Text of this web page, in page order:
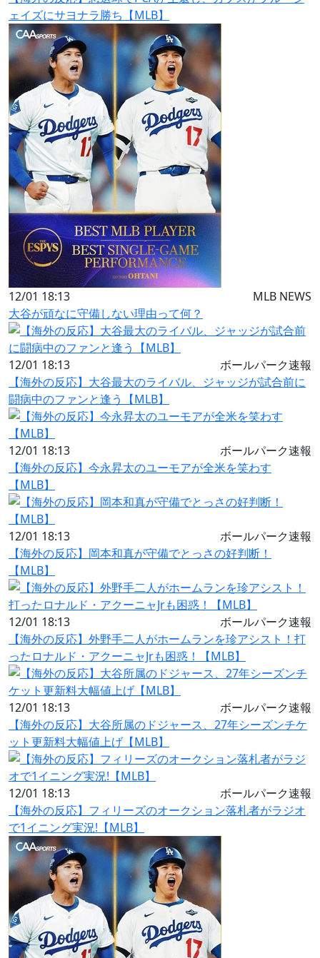
ェイズにサヨナラ勝ち【MLB】
12/01 18:13
MLB NEWS
大谷が頑なに守備しない理由って何？
12/01 18:13
ボールパーク速報
【海外の反応】大谷最大のライバル、ジャッジが試合前に
闘病中のファンと逢う【MLB】
12/01 18:13
ボールパーク速報
【海外の反応】今永昇太のユーモアが全米を笑わす
【MLB】
12/01 18:13
ボールパーク速報
【海外の反応】岡本和真が守備でとっさの好判断！
【MLB】
12/01 18:13
ボールパーク速報
【海外の反応】外野手二人がホームランを珍アシスト！打
ったロナルド・アクーニャJrも困惑！【MLB】
12/01 18:13
ボールパーク速報
【海外の反応】大谷所属のドジャース、27年シーズンチケ
ット更新料大幅値上げ【MLB】
12/01 18:13
ボールパーク速報
【海外の反応】フィリーズのオークション落札者がラジオ
で1イニング実況!【MLB】